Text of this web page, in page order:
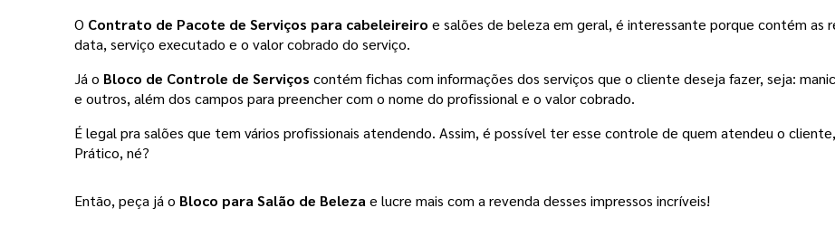
O Contrato de Pacote de Serviços para cabeleireiro e salões de beleza em geral, é interessante porque contém as
data, serviço executado e o valor cobrado do serviço.
Já o Bloco de Controle de Serviços contém fichas com informações dos serviços que o cliente deseja fazer, seja:
e outros, além dos campos para preencher com o nome do profissional e o valor cobrado.
É legal pra salões que tem vários profissionais atendendo. Assim, é possível ter esse controle de quem atendeu o
Prático, né?
Então, peça já o Bloco para Salão de Beleza e lucre mais com a revenda desses impressos incríveis!